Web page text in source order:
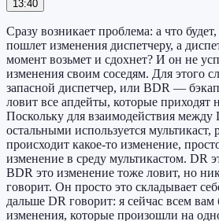
13:40
Сразу возникает проблема: а что
пошлет изменения диспетчеру, а
момент возьмет и сдохнет? И он не
изменения своим соседям. Для этого
запасной диспетчер, или BDR —
ловит все апдейты, которые приходят
Поскольку для взаимодействия между
остальными используется мультикаст,
происходит какое-то изменение,
изменение в среду мультикастом. DR
BDR это изменение тоже ловит, но
говорит. Он просто это складывает
дальше DR говорит: я сейчас всем вам
изменения, которые произошли на